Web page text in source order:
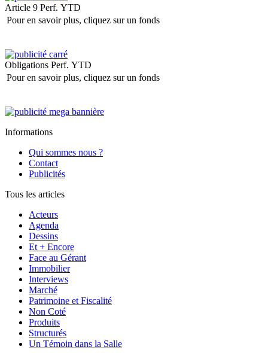
Article 9 Perf. YTD
Pour en savoir plus, cliquez sur un fonds
Obligations Perf. YTD
Pour en savoir plus, cliquez sur un fonds
Informations
Qui sommes nous ?
Contact
Publicités
Tous les articles
Acteurs
Agenda
Dessins
Et + Encore
Face au Gérant
Immobilier
Interviews
Marché
Patrimoine et Fiscalité
Non Coté
Produits
Structurés
Un Témoin dans la Salle